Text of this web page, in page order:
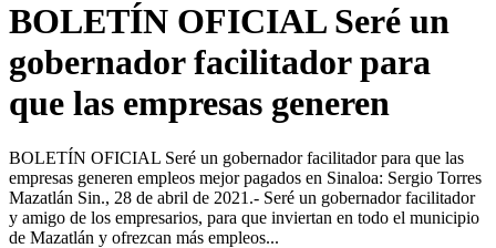
BOLETÍN OFICIAL Seré un
gobernador facilitador para
que las empresas generen
BOLETÍN OFICIAL Seré un gobernador facilitador para que las
empresas generen empleos mejor pagados en Sinaloa: Sergio Torres
Mazatlán Sin., 28 de abril de 2021.- Seré un gobernador facilitador
y amigo de los empresarios, para que inviertan en todo el municipio
de Mazatlán y ofrezcan más empleos...